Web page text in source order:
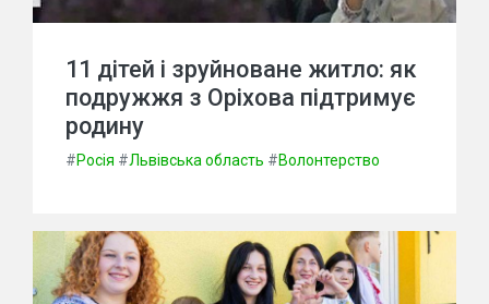
11 дітей і зруйноване житло: як
подружжя з Оріхова підтримує
родину
#Росія #Львівська область #Волонтерство